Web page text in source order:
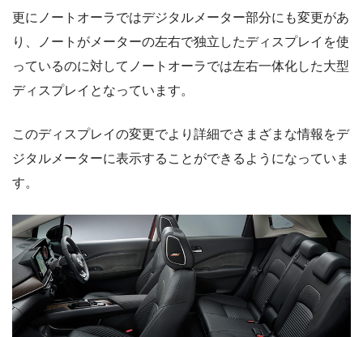
更にノートオーラではデジタルメーター部分にも変更があ
り、ノートがメーターの左右で独立したディスプレイを使
っているのに対してノートオーラでは左右一体化した大型
ディスプレイとなっています。
このディスプレイの変更でより詳細でさまざまな情報をデ
ジタルメーターに表示することができるようになっていま
す。